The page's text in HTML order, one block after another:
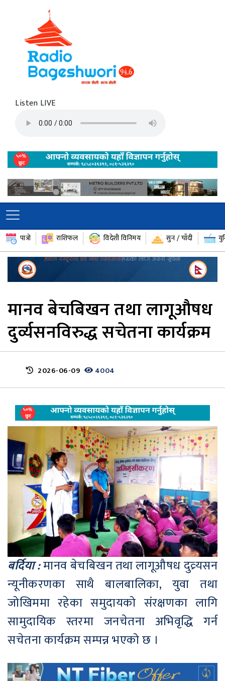
Listen LIVE
पात्रो राशिफल विदेशी विनिमय सुन / चाँदी
मानव बेचबिखन तथा लागूऔषध
दुर्व्यसनविरुद्ध सचेतना कार्यक्रम
2026-06-09 4004
बर्दिया :मानव बेचबिखन तथा लागूऔषध दुव्र्यसन
न्यूनीकरणका साथै बालबालिका, युवा तथा
जोखिममा रहेका समुदायको संरक्षणका लागि
सामुदायिक स्तरमा जनचेतना अभिवृद्धि गर्न
सचेतना कार्यक्रम सम्पन्न भएको छ ।